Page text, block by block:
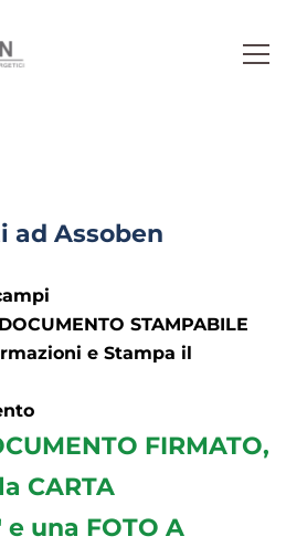
ad Assoben
STAMPABILE
e Stampa il
FIRMATO,
CARTA
e una FOTO A